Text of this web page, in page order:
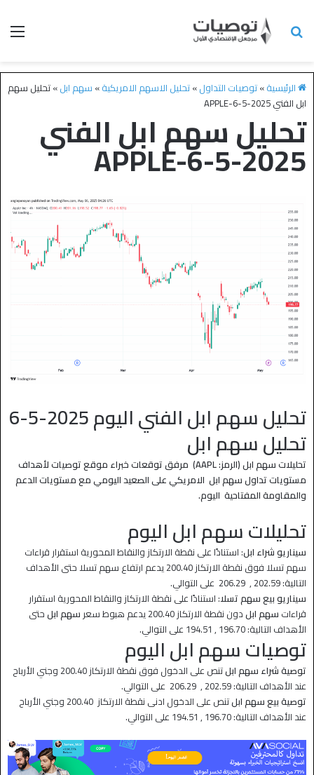
الرئيسية»توصيات التداول»تحليل الاسهم الامريكية» سهم ابل»تحليل سهم
ابل الفني APPLE-6-5-2025
تحليل سهم ابل الفني
APPLE-6-5-2025
تحليل سهم ابل الفني اليوم 2025-5-6
تحليل سهم ابل
تحليلات سهم ابل (الرمز: AAPL) مرفق توقعات خبراء موقع توصيات لأهداف
مستويات تداول سهم ابل الامريكي على الصعيد اليومي مع مستويات الدعم
والمقاومة المفتاحية اليوم.
تحليلات سهم ابل اليوم
سيناريو شراء ابل: استنادًا على نقطة الارتكاز والنقاط المحورية استقرار قراءات
سهم تسلا فوق نقطة الارتكاز 200.40 يدعم ارتفاع سهم تسلا حتى الأهداف
التالية: 202.59 , 206.29 على التوالي.
سيناريو بيع سهم تسلا: استنادًا على نقطة الارتكاز والنقاط المحورية استقرار
قراءات سهم ابلدون نقطة الارتكاز 200.40 يدعم هبوط سعر سهم ابلحتى
الأهداف التالية: 196.70 , 194.51 على التوالي.
توصياتسهم ابلاليوم
توصية شراء سهم ابل
تنص على الدخول فوق نقطة الارتكاز 200.40 وجني الأرباح
عند الأهداف التالية: 202.59 , 206.29 على التوالي.
توصية بيع سهم ابل
تنص على الدخول ادنى نقطة الارتكاز 200.40 وجني الأرباح
عند الأهداف التالية: 196.70 , 194.51 على التوالي.